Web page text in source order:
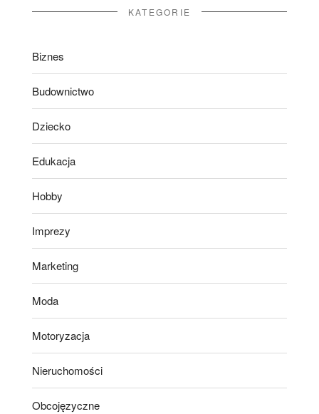
KATEGORIE
Biznes
Budownictwo
Dziecko
Edukacja
Hobby
Imprezy
Marketing
Moda
Motoryzacja
Nieruchomości
Obcojęzyczne